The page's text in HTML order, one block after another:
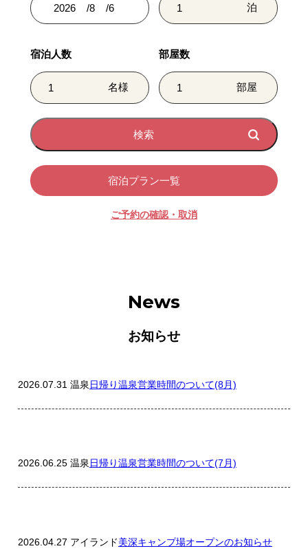
/ / 泊
宿泊人数
名様
部屋数
部屋
宿泊プラン一覧
ご予約の確認・取消
News
お知らせ
2026.07.31 温泉 日帰り温泉営業時間のついて(8月)
2026.06.25 温泉日帰り温泉営業時間のついて(7月)
2026.04.27 アイランド美深キャンプ場オープンのお知らせ